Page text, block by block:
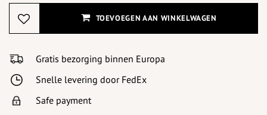
TOEVOEGEN AAN WINKELWAGEN
Gratis bezorging binnen Europa
Snelle levering door FedEx
Safe payment